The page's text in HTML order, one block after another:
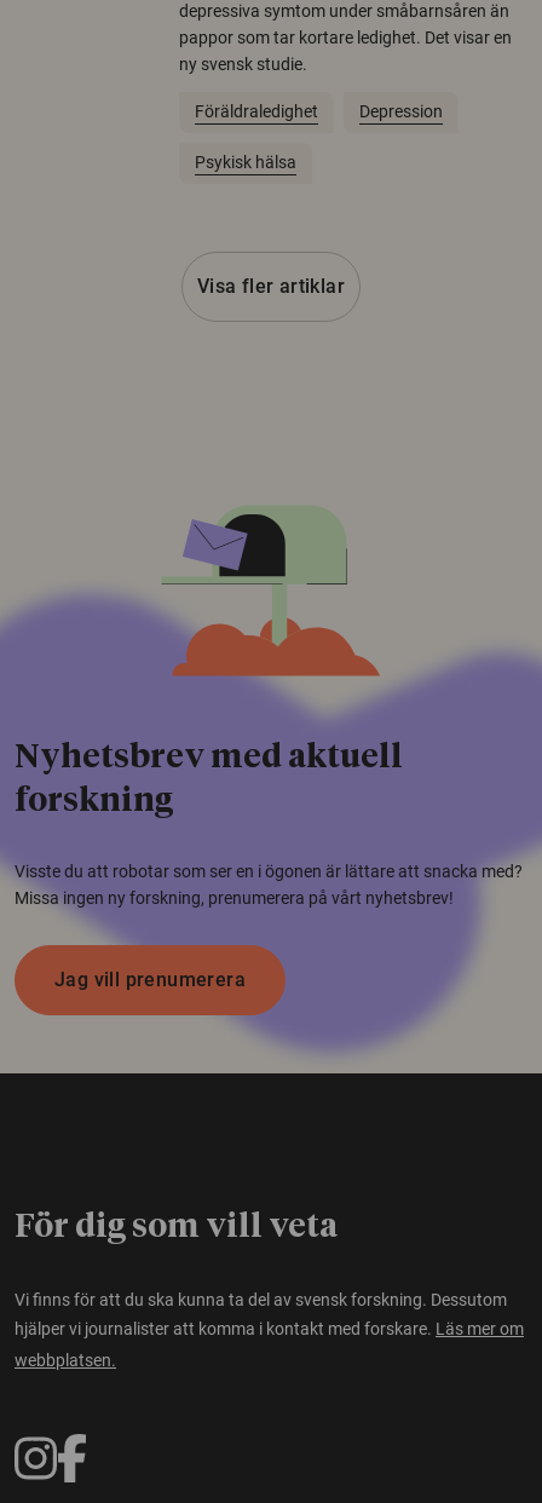
depressiva symtom under småbarnsåren än
pappor som tar kortare ledighet. Det visar en
ny svensk studie.
Föräldraledighet Depression
Psykisk hälsa
Visa fler artiklar
Nyhetsbrev med aktuell
forskning
Visste du att robotar som ser en i ögonen är lättare att snacka med?
Missa ingen ny forskning, prenumerera på vårt nyhetsbrev!
Jag vill prenumerera
För dig som vill veta
Vi finns för att du ska kunna ta del av svensk forskning. Dessutom
hjälper vi journalister att komma i kontakt med forskare. Läs mer om
webbplatsen.